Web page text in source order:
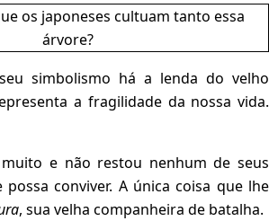
simbolismo há a lenda do velho
a fragilidade da nossa vida.
e não restou nenhum de seus
conviver. A única coisa que lhe
, sua velha companheira de batalha.